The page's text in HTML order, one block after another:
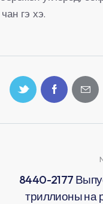
гэ хэ.
8440-2177
триллионы на